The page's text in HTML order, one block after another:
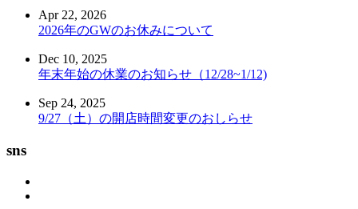
Apr 22, 2026
2026年のGWのお休みについて
Dec 10, 2025
年末年始の休業のお知らせ（12/28~1/12)
Sep 24, 2025
9/27（土）の開店時間変更のおしらせ
sns